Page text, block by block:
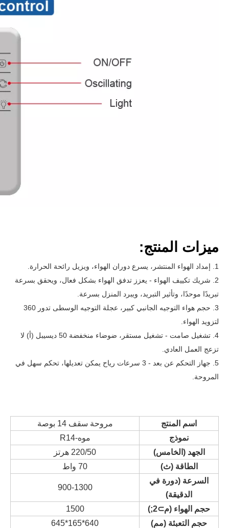
ميزات المنتج:
1. إمداد الهواء المنتشر، يسرع دوران الهواء، ويزيل رائحة الحرارة.
2. شريك تكييف الهواء - يعزز تدفق الهواء بشكل فعال، ويحقق بسرعة
تبريدًا موحدًا، وتأثير التبريد، ويبرد المنزل بسرعة.
3. حجم هواء التوجيه الجانبي كبير، عجلة التوجيه الوسطى تدور 360
لتزويد الهواء.
4. تشغيل صامت - تشغيل مستقر، ضوضاء منخفضة 50 ديسيبل (أ) لا
تزعج العمل العادي.
5. جهاز التحكم عن بعد - 3 سرعات رياح يمكن تعديلها، تحكم سهل في
المروحة.
اسم المنتج
مروحة سقف 14 بوصة
نموذج
موه-R14
الجهد (الخامس)
220/50 هرتز
الطاقة (ث)
70 واط
السرعة (دورة في
الدقيقة)
900-1300
حجم الهواء (م⊃2;)
1500
حجم التعبئة (مم)
640*165*645